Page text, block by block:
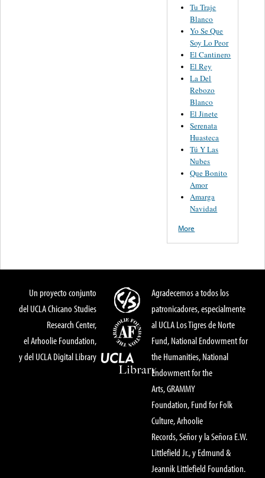
Tu Traje
Blanco
Yo Se Que
Soy Lo Peor
El Cantinero
El Rey
La Del
Rebozo
Blanco
El Jinete
Serenata
Huasteca
Tú Y Las
Nubes
Que Bonito
Amor
Amarga
Navidad
More
Un proyecto conjunto
del UCLA Chicano Studies
Research Center,
el Arhoolie Foundation,
y del UCLA Digital Library
Agradecemos a todos los
patronicadores, especialmente
al UCLA Los Tigres de Norte
Fund, National Endowment for
the Humanities, National
Endowment for the
Arts, GRAMMY
Foundation, Fund for Folk
Culture, Arhoolie
Records, Señor y la Señora E.W.
Littlefield Jr., y Edmund &
Jeannik Littlefield Foundation.